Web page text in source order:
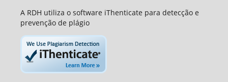
A RDH utiliza o software iThenticate para detecção e
prevenção de plágio